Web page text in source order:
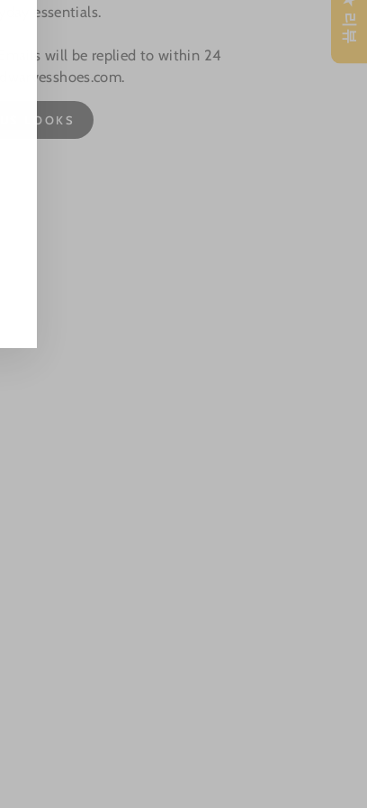
essentials.
will be replied to within 24
LOOKS
★ 리뷰